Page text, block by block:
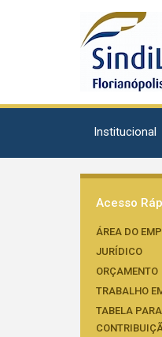
Institucional
Acesso
ÁREA DO
JURÍDICO
ORÇAMENTO
TRABALHO
TABELA